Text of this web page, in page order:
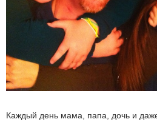
Каждый день мама, папа, дочь и